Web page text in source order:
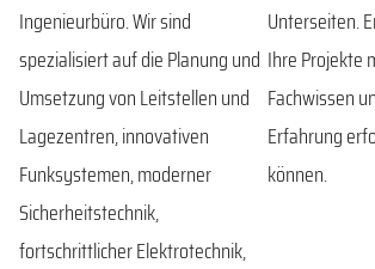
Ingenieurbüro. Wir sind
spezialisiert auf die Planung und
Umsetzung von Leitstellen und
Lagezentren, innovativen
Funksystemen, moderner
Sicherheitstechnik,
fortschrittlicher Elektrotechnik,
Unterseiten.
Ihre Projekte
Fachwissen
Erfahrung
können.